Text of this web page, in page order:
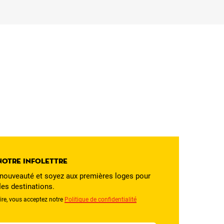
notre infolettre
et soyez aux premières loges pour
destinations.
vous acceptez notre Politique de confidentialité